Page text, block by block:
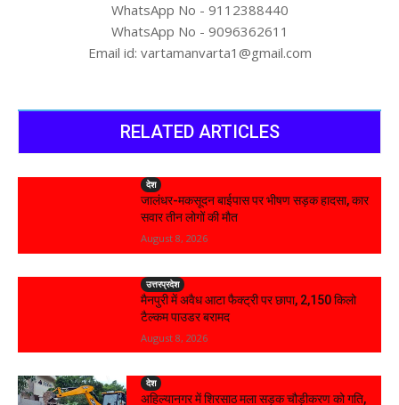
WhatsApp No - 9112388440
WhatsApp No - 9096362611
Email id: vartamanvarta1@gmail.com
RELATED ARTICLES
देश
जालंधर-मकसूदन बाईपास पर भीषण सड़क हादसा, कार
सवार तीन लोगों की मौत
August 8, 2026
उत्तरप्रदेश
मैनपुरी में अवैध आटा फैक्ट्री पर छापा, 2,150 किलो
टैल्कम पाउडर बरामद
August 8, 2026
देश
अहिल्यानगर में शिरसाठ मला सड़क चौड़ीकरण को गति,